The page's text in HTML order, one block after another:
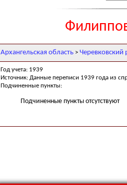
Архангельская область > Черевковский
Год учета: 1939
Источник: Данные переписи 1939 года из
Подчиненные пункты:
Подчиненные пункты отсутствуют